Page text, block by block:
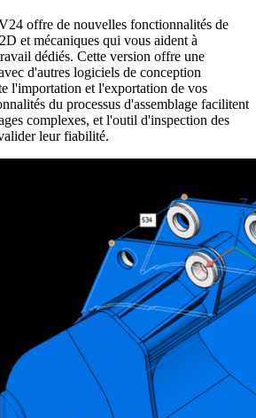
offre de nouvelles fonctionnalités de
et mécaniques qui vous aident à
dédiés. Cette version offre une
d'autres logiciels de conception
l'importation et l'exportation de vos
du processus d'assemblage facilitent
complexes, et l'outil d'inspection des
leur fiabilité.